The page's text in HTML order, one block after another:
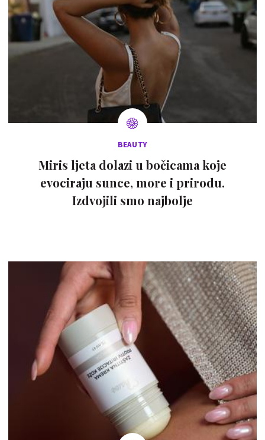
BEAUTY
Miris ljeta dolazi u bočicama koje
evociraju sunce, more i prirodu.
Izdvojili smo najbolje